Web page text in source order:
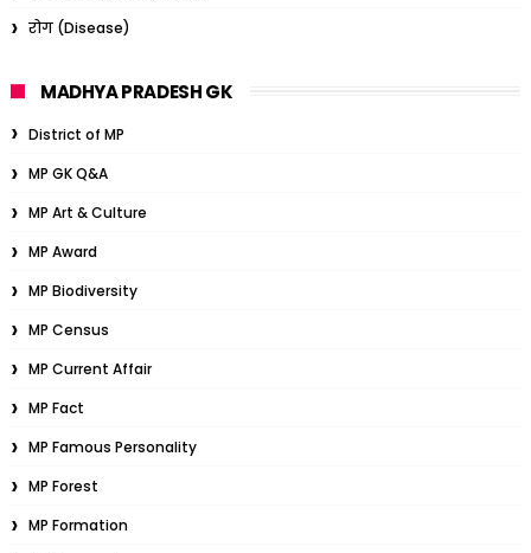
रोग (Disease)
MADHYA PRADESH GK
District of MP
MP GK Q&A
MP Art & Culture
MP Award
MP Biodiversity
MP Census
MP Current Affair
MP Fact
MP Famous Personality
MP Forest
MP Formation